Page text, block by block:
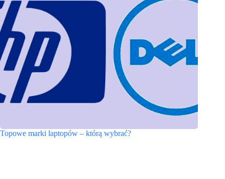
Topowe marki laptopów – którą wybrać?